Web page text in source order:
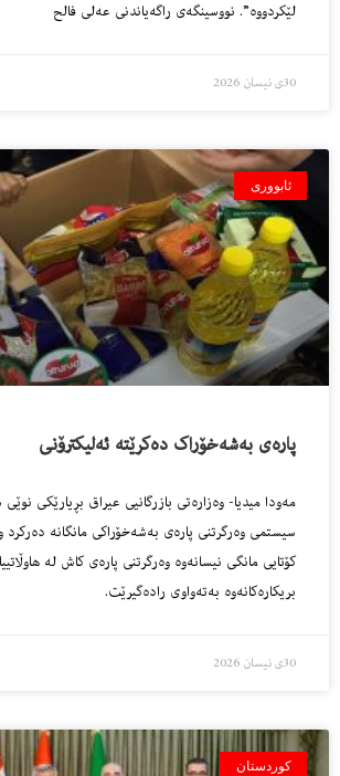
لێکردووە”. نووسینگەی راگەیاندنی عەلی فالح
30ی نیسان 2026
ئابووری
پارەی بەشەخۆراک دەکرێتە ئەلیکترۆنی
مەودا میدیا- وەزارەتی بازرگانیی عیراق بڕیارێکی
سیستمی وەرگرتنی پارەی بەشەخۆراکی مانگانە دەرکرد
کۆتایی مانگی نیسانەوە وەرگرتنی پارەی کاش لە
بریکارەکانەوە بەتەواوی رادەگیرێت.
30ی نیسان 2026
کوردستان